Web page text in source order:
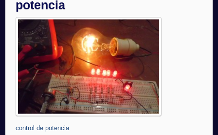
potencia
control de potencia